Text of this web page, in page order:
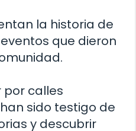
la historia de
que dieron
por calles
sido testigo de
y descubrir